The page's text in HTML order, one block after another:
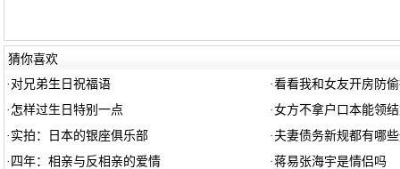
猜你喜欢
· 对兄弟生日祝福语 ·看看我和女友开房防
· 怎样过生日特别一点 ·女方不拿户口本能领
· 实拍：日本的银座俱乐部 · 夫妻债务新规都有哪
· 四年：相亲与反相亲的爱情 ·蒋易张海宇是情侣吗